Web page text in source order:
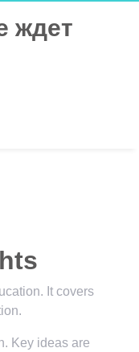
ждет
It covers
Key ideas are